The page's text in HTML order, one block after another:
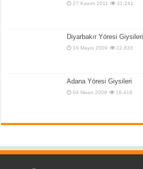
27 Kasım 2011 31,241
Diyarbakır Yöresi Giysileri
19 Mayıs 2009 22,833
Adana Yöresi Giysileri
04 Nisan 2009 18,418